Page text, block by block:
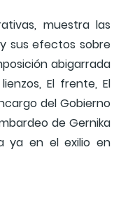
muestra las
sus efectos sobre
abigarrada
El frente, El
del Gobierno
de Gernika
ya en el exilio en